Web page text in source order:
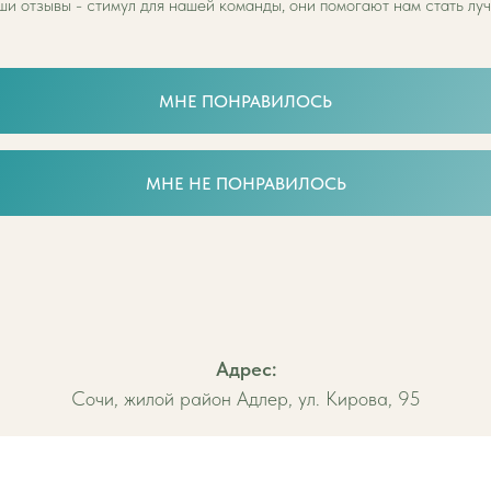
отзывы - стимул для нашей команды, они помогают нам стать
МНЕ ПОНРАВИЛОСЬ
МНЕ НЕ ПОНРАВИЛОСЬ
Aдрес:
Сочи, жилой район Адлер, ул. Кирова, 95